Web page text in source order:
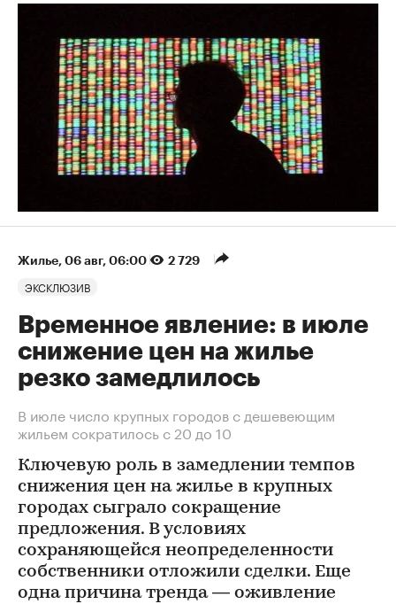
Жилье 06 авг, 06:00 2 729
ЭКСКЛЮЗИВ
Временное явление: в июле
снижение цен на жилье
резко замедлилось
В июле число крупных городов с дешевеющим
жильем сократилось с 20 до 10
Ключевую роль в замедлении темпов
снижения цен на жилье в крупных
городах сыграло сокращение
предложения. В условиях
сохраняющейся неопределенности
собственники отложили сделки. Еще
одна причина тренда — оживление